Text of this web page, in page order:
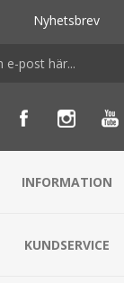
Nyhetsbrev
INFORMATION
KUNDSERVICE